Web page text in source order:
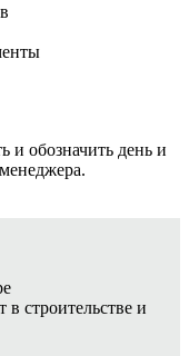
и обозначить день и
строительстве и